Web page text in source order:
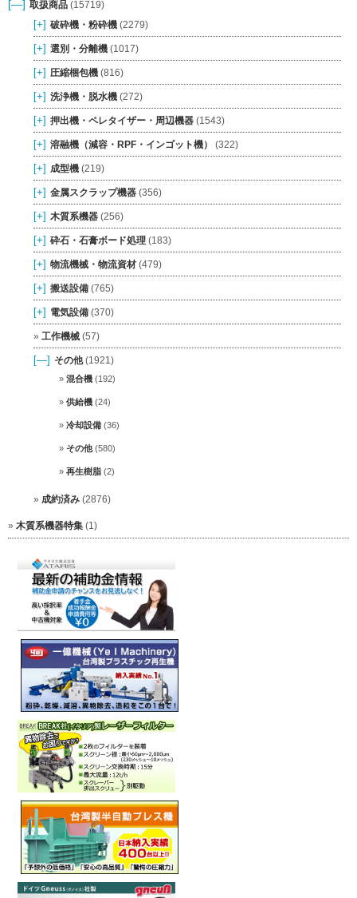
[—] 取扱商品 (15719)
[+] 破砕機・粉砕機 (2279)
[+] 選別・分離機 (1017)
[+] 圧縮梱包機 (816)
[+] 洗浄機・脱水機 (272)
[+] 押出機・ペレタイザー・周辺機器 (1543)
[+] 溶融機（減容・RPF・インゴット機） (322)
[+] 成型機 (219)
[+] 金属スクラップ機器 (356)
[+] 木質系機器 (256)
[+] 砕石・石膏ボード処理 (183)
[+] 物流機械・物流資材 (479)
[+] 搬送設備 (765)
[+] 電気設備 (370)
工作機械 (57)
[—] その他(1921)
混合機 (192)
供給機 (24)
冷却設備 (36)
その他(580)
再生樹脂 (2)
成約済み (2876)
木質系機器特集 (1)